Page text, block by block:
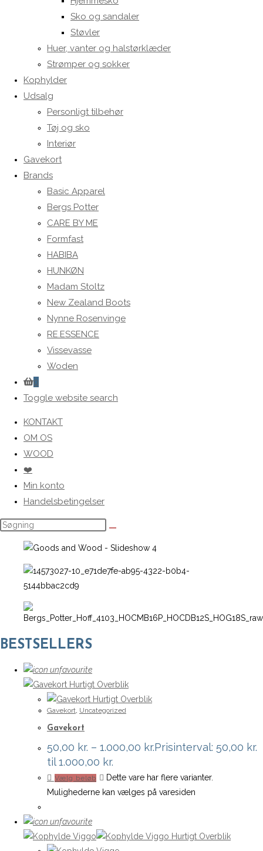
Sko og sandaler
Støvler
Huer, vanter og halstørklæder
Strømper og sokker
Kophylder
Udsalg
Personligt tilbehør
Tøj og sko
Interiør
Gavekort
Brands
Basic Apparel
Bergs Potter
CARE BY ME
Formfast
HABIBA
HUNKØN
Madam Stoltz
New Zealand Boots
Nynne Rosenvinge
RE.ESSENCE
Vissevasse
Woden
0
Toggle website search
KONTAKT
OM OS
WOOD
❤️
Min konto
Handelsbetingelser
BESTSELLERS
Hurtigt Overblik
Hurtigt Overblik
Gavekort, Uncategorized
Gavekort
50,00 kr. – 1.000,00 kr.Prisinterval: 50,00 kr.
til 1.000,00 kr.
Vælg beløb
Dette vare har flere varianter.
Mulighederne kan vælges på varesiden
Hurtigt Overblik